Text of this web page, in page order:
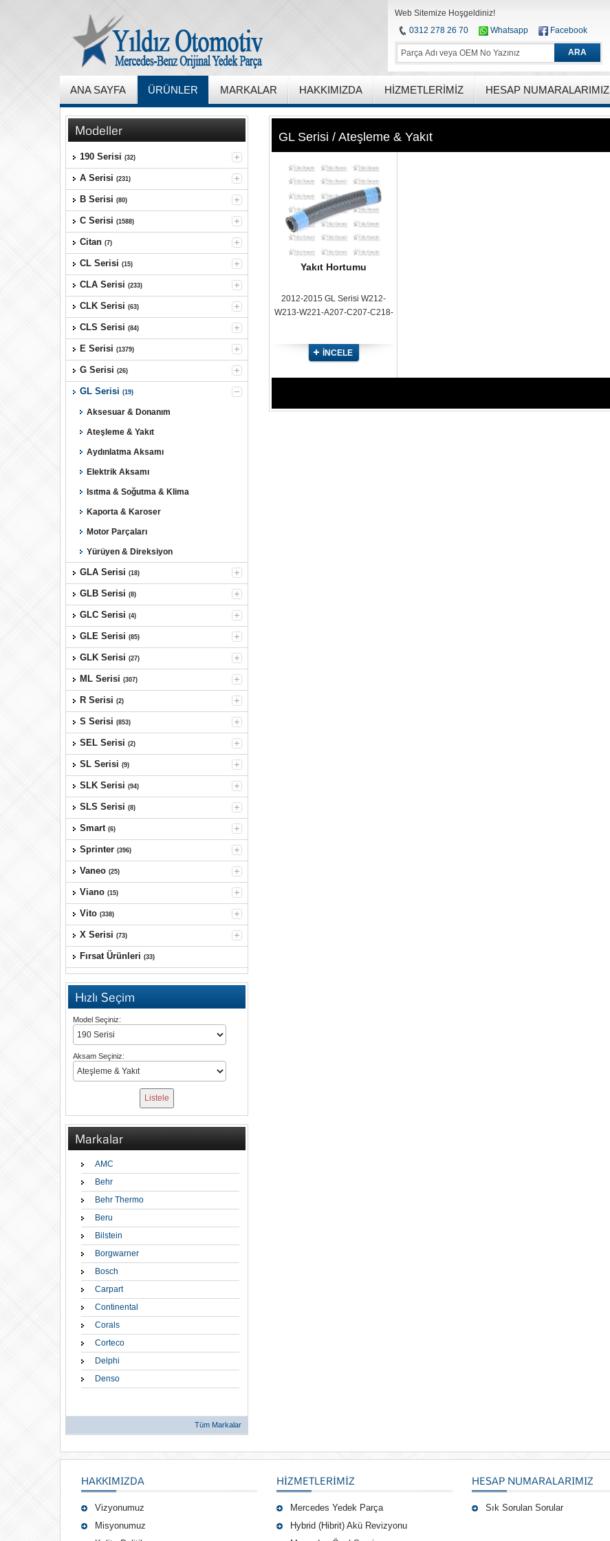
Web Sitemize Hoşgeldiniz!
0312 278 26 70
Whatsapp Facebook
ARA
ANA SAYFA ÜRÜNLER MARKALAR HAKKIMIZDA HIZMETLERIMIZ HESAP NUMARALARIMIZ
Modeller
190 Serisi (32)
A Serisi (231)
B Serisi (80)
C Serisi (1588)
Citan (7)
CL Serisi (15)
CLA Serisi (233)
CLK Serisi (63)
CLS Serisi (84)
E Serisi (1379)
G Serisi (26)
GL Serisi (19)
Aksesuar & Donanım
Ateşleme & Yakıt
Aydınlatma Aksamı
Elektrik Aksamı
Isıtma & Soğutma & Klima
Kaporta & Karoser
Motor Parçaları
Yürüyen & Direksiyon
GLA Serisi (18)
GLB Serisi (8)
GLC Serisi (4)
GLE Serisi (85)
GLK Serisi (27)
ML Serisi (307)
R Serisi (2)
S Serisi (853)
SEL Serisi (2)
SL Serisi (9)
SLK Serisi (94)
SLS Serisi (8)
Smart (6)
Sprinter (396)
Vaneo (25)
Viano (15)
Vito (338)
X Serisi (73)
Fırsat Ürünleri (33)
Hızlı Seçim
Model Seçiniz:
Aksam Seçiniz:
Markalar
AMC
Behr
Behr Thermo
Beru
Bilstein
Borgwarner
Bosch
Carpart
Continental
Corals
Corteco
Delphi
Denso
Tüm Markalar
GL Serisi / Ateşleme & Yakıt
Yakıt Hortumu
2012-2015 GL Serisi W212-
W213-W221-A207-C207-C218-
X253
İNCELE
HAKKIMIZDA
Vizyonumuz
Misyonumuz
HIZMETLERIMIZ
Mercedes Yedek Parça
Hybrid (Hibrit) Akü Revizyonu
HESAP NUMARALARIMIZ
Sık Sorulan Sorular